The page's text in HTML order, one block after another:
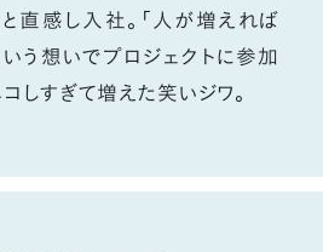
直感し入社。「人が増えれば
いう想いでプロジェクトに参加
コしすぎて増えた笑いジワ。